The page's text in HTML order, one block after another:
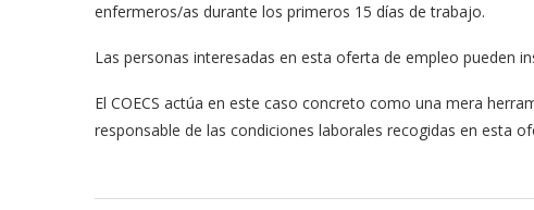
enfermeros/as durante los primeros 15 días de trabajo.
Las personas interesadas en esta oferta de empleo pueden
El COECS actúa en este caso concreto como una mera
responsable de las condiciones laborales recogidas en esta